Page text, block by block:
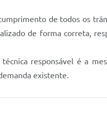
de todos os
de forma correta,
responsável é a
existente.